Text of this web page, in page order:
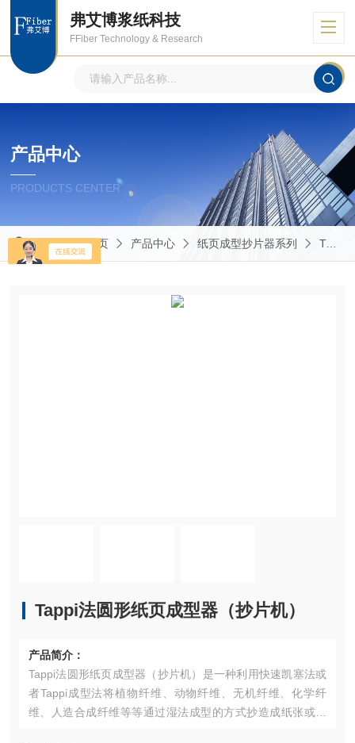
弗艾博浆纸科技
FFiber Technology & Research
产品中心
PRODUCTS CENTER
当前位置：首页 产品中心 纸页成型抄片器系列 TAPPI法纸页成型器（抄片机）
Tappi法圆形纸页成型器（抄片机）
产品简介：
Tappi法圆形纸页成型器（抄片机）是一种利用快速凯塞法或
者Tappi成型法将植物纤维、动物纤维、无机纤维、化学纤
维、人造合成纤维等等通过湿法成型的方式抄造成纸张或者